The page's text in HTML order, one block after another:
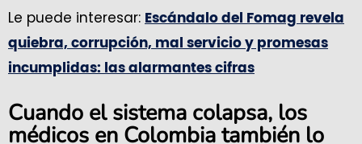
Le puede interesar: Escándalo del Fomag revela
quiebra, corrupción, mal servicio y promesas
incumplidas: las alarmantes cifras
Cuando el sistema colapsa, los
médicos en Colombia también lo